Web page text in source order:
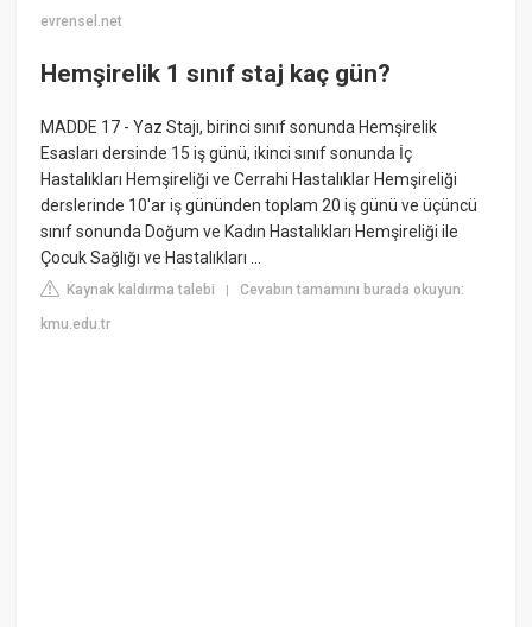
evrensel.net
Hemşirelik 1 sınıf staj kaç gün?
MADDE 17 - Yaz Stajı, birinci sınıf sonunda Hemşirelik
Esasları dersinde 15 iş günü, ikinci sınıf sonunda İç
Hastalıkları Hemşireliği ve Cerrahi Hastalıklar Hemşireliği
derslerinde 10'ar iş gününden toplam 20 iş günü ve üçüncü
sınıf sonunda Doğum ve Kadın Hastalıkları Hemşireliği ile
Çocuk Sağlığı ve Hastalıkları ...
Kaynak kaldırma talebi |Cevabın tamamını burada okuyun:
kmu.edu.tr